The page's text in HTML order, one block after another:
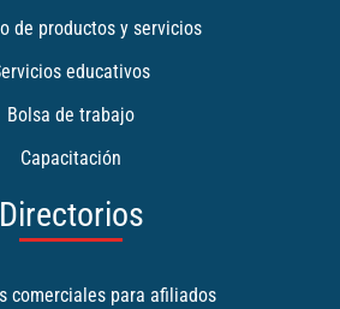
de productos y servicios
educativos
Bolsa de trabajo
Capacitación
Directorios
comerciales para afiliados